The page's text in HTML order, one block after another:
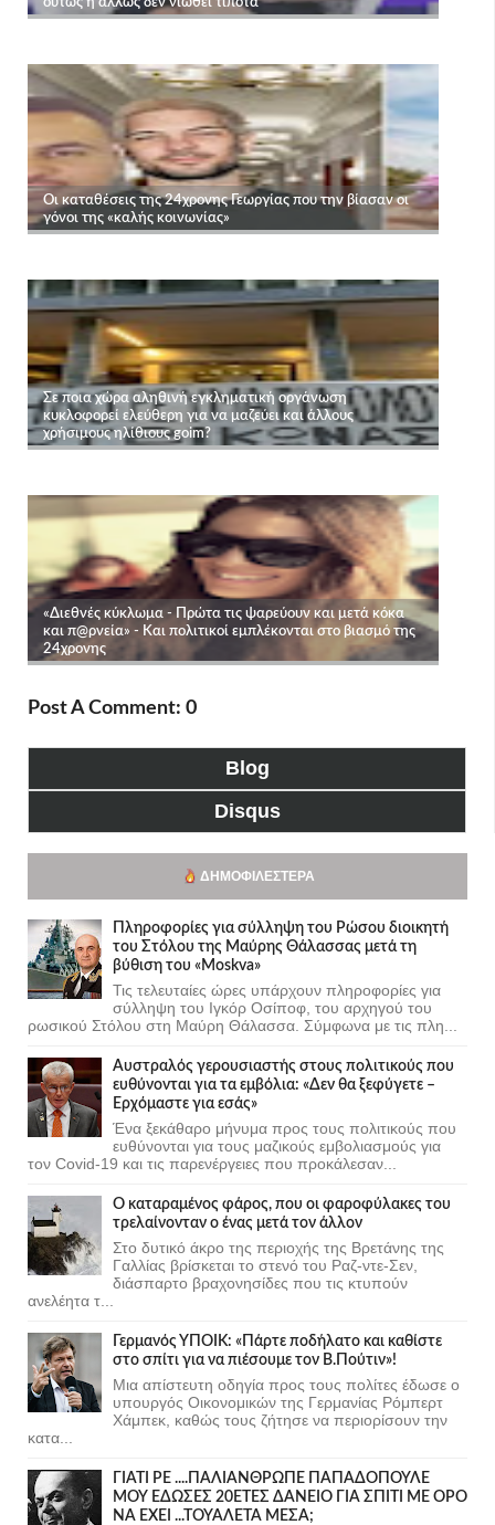
Post A Comment: 0
Blog
Disqus
ΔΗΜΟΦΙΛΈΣΤΕΡΑ
Πληροφορίες για σύλληψη του Ρώσου διοικητή
του Στόλου της Mαύρης Θάλασσας μετά τη
βύθιση του «Moskva»
Τις τελευταίες ώρες υπάρχουν πληροφορίες για
σύλληψη του Ιγκόρ Οσίποφ, του αρχηγού του
ρωσικού Στόλου στη Μαύρη Θάλασσα. Σύμφωνα με τις πλη...
Αυστραλός γερουσιαστής στους πολιτικούς που
ευθύνονται για τα εμβόλια: «Δεν θα ξεφύγετε –
Ερχόμαστε για εσάς»
Ένα ξεκάθαρο μήνυμα προς τους πολιτικούς που
ευθύνονται για τους μαζικούς εμβολιασμούς για
τον Covid-19 και τις παρενέργειες που προκάλεσαν...
Ο καταραμένος φάρος, που οι φαροφύλακες του
τρελαίνονταν ο ένας μετά τον άλλον
Στο δυτικό άκρο της περιοχής της Βρετάνης της
Γαλλίας βρίσκεται το στενό του Ραζ-ντε-Σεν,
διάσπαρτο βραχονησίδες που τις κτυπούν
ανελέητα τ...
Γερμανός ΥΠΟΙΚ: «Πάρτε ποδήλατο και καθίστε
στο σπίτι για να πιέσουμε τον Β.Πούτιν»!
Μια απίστευτη οδηγία προς τους πολίτες έδωσε ο
υπουργός Οικονομικών της Γερμανίας Ρόμπερτ
Χάμπεκ, καθώς τους ζήτησε να περιορίσουν την
κατα...
ΓΙΑΤΙ ΡΕ ....ΠΑΛΙΑΝΘΡΩΠΕ ΠΑΠΑΔΟΠΟΥΛΕ
ΜΟΥ ΕΔΩΣΕΣ 20ΕΤΕΣ ΔΑΝΕΙΟ ΓΙΑ ΣΠΙΤΙ ΜΕ ΟΡΟ
ΝΑ ΕΧΕΙ ...ΤΟΥΑΛΕΤΑ ΜΕΣΑ;